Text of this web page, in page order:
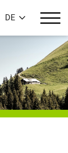
DE